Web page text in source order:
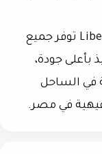
وأشار إلى أن شركة Liberty Developments توفر جميع
بأعلى جودة،
في الساحل
في مصر.